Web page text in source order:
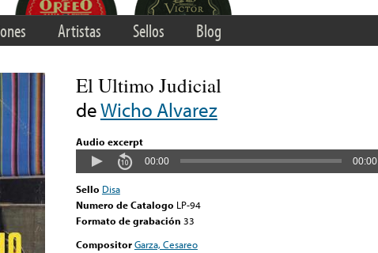
Artistas Sellos Blog
El Ultimo Judicial
deWicho Alvarez
Audio excerpt
00:00 00:00
Sello Disa
Numero de Catalogo LP-94
Formato de grabación 33
CompositorGarza, Cesareo